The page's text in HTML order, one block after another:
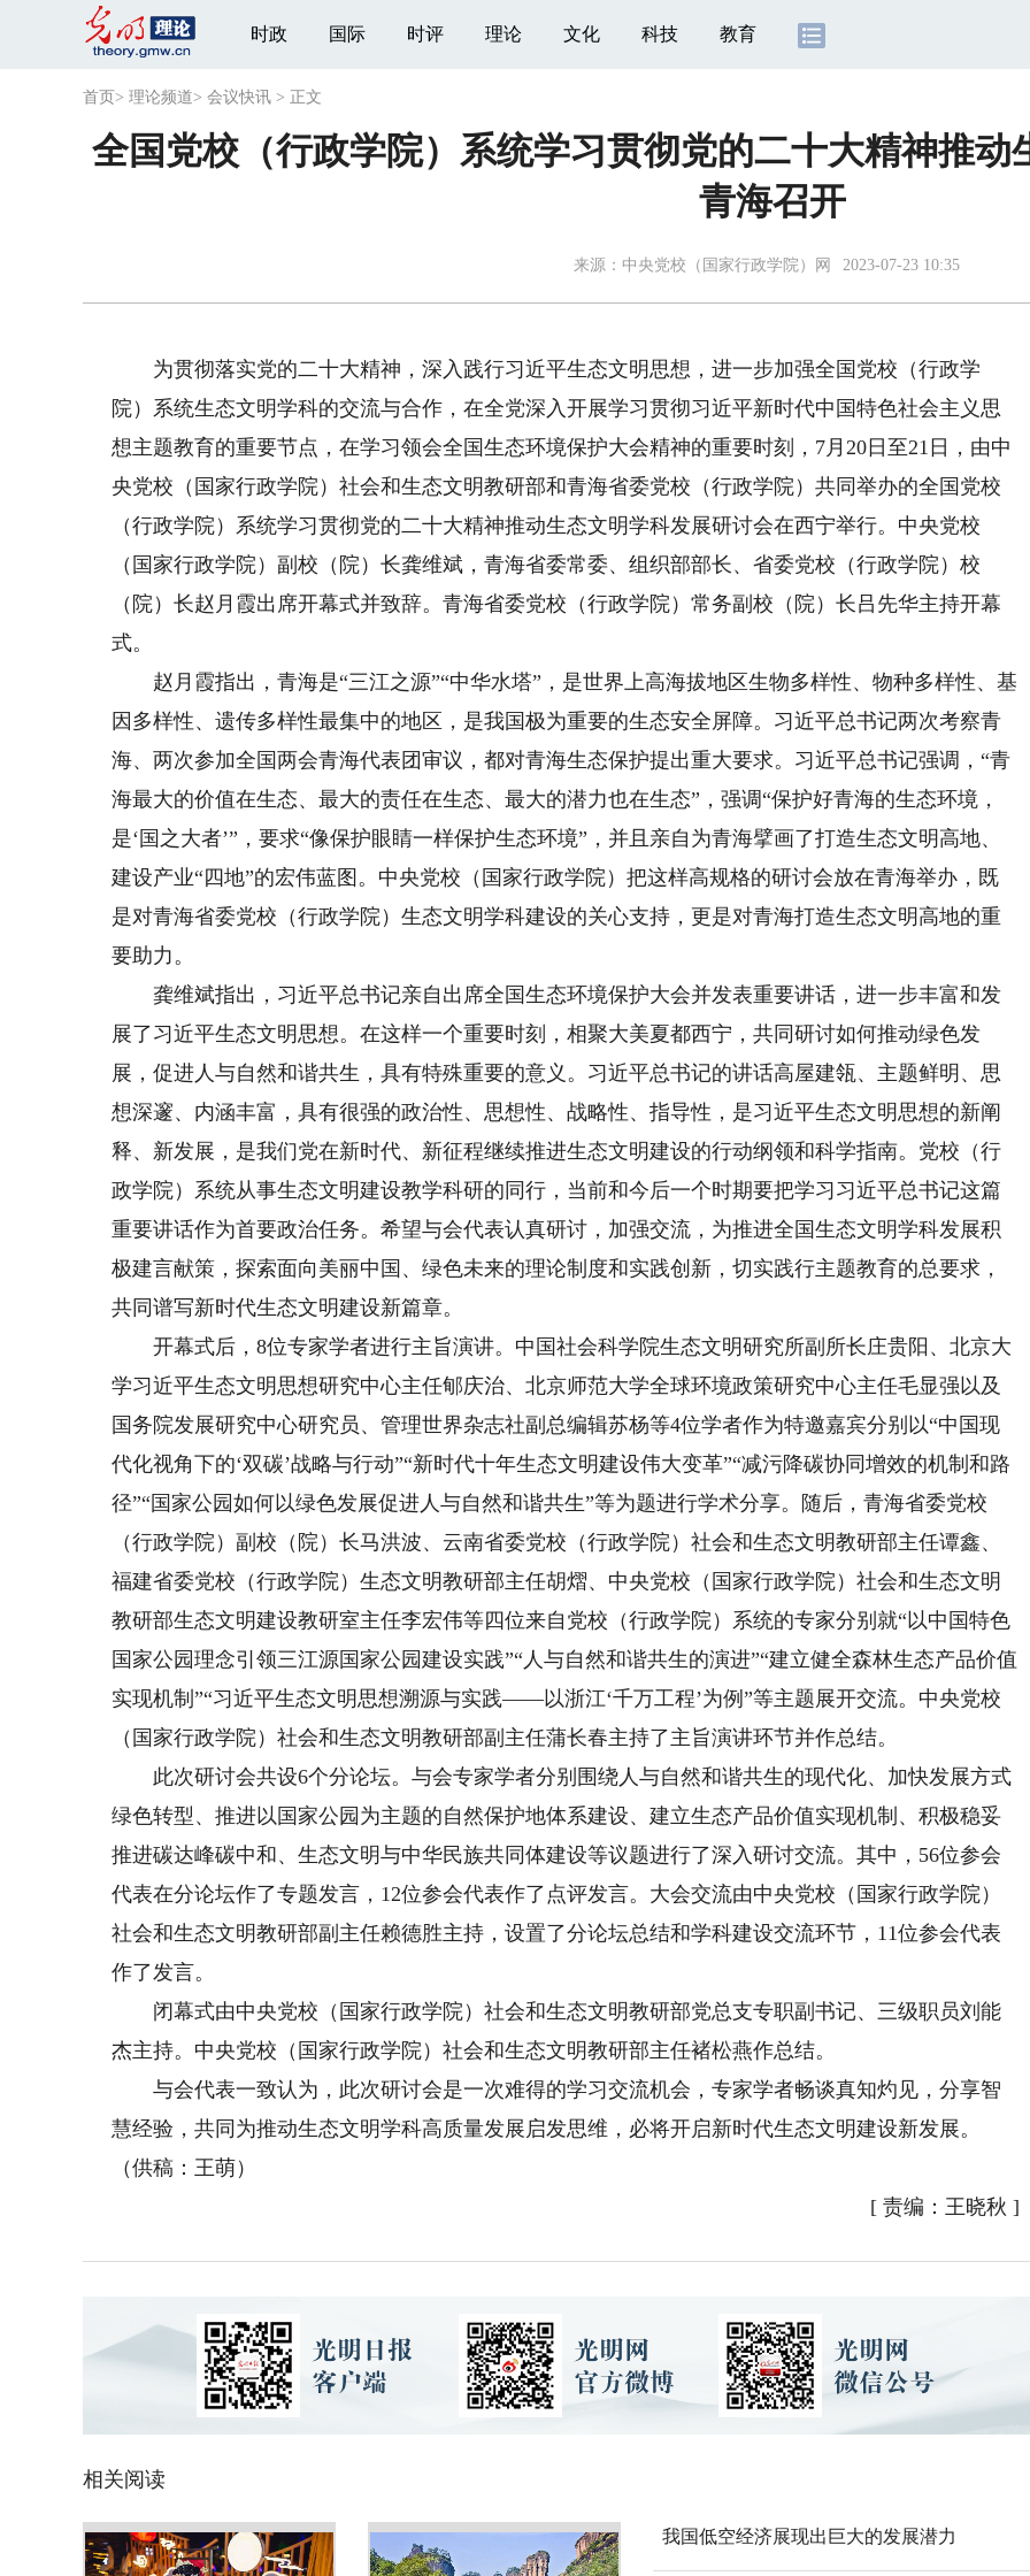
时政 国际 时评 理论 文化 科技 教育
首页 > 理论频道> 会议快讯 > 正文
全国党校（行政学院）系统学习贯彻党的二十大精神推动
青海召开
来源： 中央党校（国家行政学院）网 2023-07-23 10:35
为贯彻落实党的二十大精神，深入践行习近平生态文明思想，进一步加强全国党校（行政学
院）系统生态文明学科的交流与合作，在全党深入开展学习贯彻习近平新时代中国特色社会主义思
想主题教育的重要节点，在学习领会全国生态环境保护大会精神的重要时刻，7月20日至21日，由中
央党校（国家行政学院）社会和生态文明教研部和青海省委党校（行政学院）共同举办的全国党校
（行政学院）系统学习贯彻党的二十大精神推动生态文明学科发展研讨会在西宁举行。中央党校
（国家行政学院）副校（院）长龚维斌，青海省委常委、组织部部长、省委党校（行政学院）校
（院）长赵月霞出席开幕式并致辞。青海省委党校（行政学院）常务副校（院）长吕先华主持开幕
式。
赵月霞指出，青海是“三江之源”“中华水塔”，是世界上高海拔地区生物多样性、物种多样性、基
因多样性、遗传多样性最集中的地区，是我国极为重要的生态安全屏障。习近平总书记两次考察青
海、两次参加全国两会青海代表团审议，都对青海生态保护提出重大要求。习近平总书记强调，“青
海最大的价值在生态、最大的责任在生态、最大的潜力也在生态”，强调“保护好青海的生态环境，
是‘国之大者’”，要求“像保护眼睛一样保护生态环境”，并且亲自为青海擘画了打造生态文明高地、
建设产业“四地”的宏伟蓝图。中央党校（国家行政学院）把这样高规格的研讨会放在青海举办，既
是对青海省委党校（行政学院）生态文明学科建设的关心支持，更是对青海打造生态文明高地的重
要助力。
龚维斌指出，习近平总书记亲自出席全国生态环境保护大会并发表重要讲话，进一步丰富和发
展了习近平生态文明思想。在这样一个重要时刻，相聚大美夏都西宁，共同研讨如何推动绿色发
展，促进人与自然和谐共生，具有特殊重要的意义。习近平总书记的讲话高屋建瓴、主题鲜明、思
想深邃、内涵丰富，具有很强的政治性、思想性、战略性、指导性，是习近平生态文明思想的新阐
释、新发展，是我们党在新时代、新征程继续推进生态文明建设的行动纲领和科学指南。党校（行
政学院）系统从事生态文明建设教学科研的同行，当前和今后一个时期要把学习习近平总书记这篇
重要讲话作为首要政治任务。希望与会代表认真研讨，加强交流，为推进全国生态文明学科发展积
极建言献策，探索面向美丽中国、绿色未来的理论制度和实践创新，切实践行主题教育的总要求，
共同谱写新时代生态文明建设新篇章。
开幕式后，8位专家学者进行主旨演讲。中国社会科学院生态文明研究所副所长庄贵阳、北京大
学习近平生态文明思想研究中心主任郇庆治、北京师范大学全球环境政策研究中心主任毛显强以及
国务院发展研究中心研究员、管理世界杂志社副总编辑苏杨等4位学者作为特邀嘉宾分别以“中国现
代化视角下的‘双碳’战略与行动”“新时代十年生态文明建设伟大变革”“减污降碳协同增效的机制和路
径”“国家公园如何以绿色发展促进人与自然和谐共生”等为题进行学术分享。随后，青海省委党校
（行政学院）副校（院）长马洪波、云南省委党校（行政学院）社会和生态文明教研部主任谭鑫、
福建省委党校（行政学院）生态文明教研部主任胡熠、中央党校（国家行政学院）社会和生态文明
教研部生态文明建设教研室主任李宏伟等四位来自党校（行政学院）系统的专家分别就“以中国特色
国家公园理念引领三江源国家公园建设实践”“人与自然和谐共生的演进”“建立健全森林生态产品价值
实现机制”“习近平生态文明思想溯源与实践——以浙江‘千万工程’为例”等主题展开交流。中央党校
（国家行政学院）社会和生态文明教研部副主任蒲长春主持了主旨演讲环节并作总结。
此次研讨会共设6个分论坛。与会专家学者分别围绕人与自然和谐共生的现代化、加快发展方式
绿色转型、推进以国家公园为主题的自然保护地体系建设、建立生态产品价值实现机制、积极稳妥
推进碳达峰碳中和、生态文明与中华民族共同体建设等议题进行了深入研讨交流。其中，56位参会
代表在分论坛作了专题发言，12位参会代表作了点评发言。大会交流由中央党校（国家行政学院）
社会和生态文明教研部副主任赖德胜主持，设置了分论坛总结和学科建设交流环节，11位参会代表
作了发言。
闭幕式由中央党校（国家行政学院）社会和生态文明教研部党总支专职副书记、三级职员刘能
杰主持。中央党校（国家行政学院）社会和生态文明教研部主任褚松燕作总结。
与会代表一致认为，此次研讨会是一次难得的学习交流机会，专家学者畅谈真知灼见，分享智
慧经验，共同为推动生态文明学科高质量发展启发思维，必将开启新时代生态文明建设新发展。
（供稿：王萌）
[ 责编：王晓秋 ]
相关阅读
我国低空经济展现出巨大的发展潜力